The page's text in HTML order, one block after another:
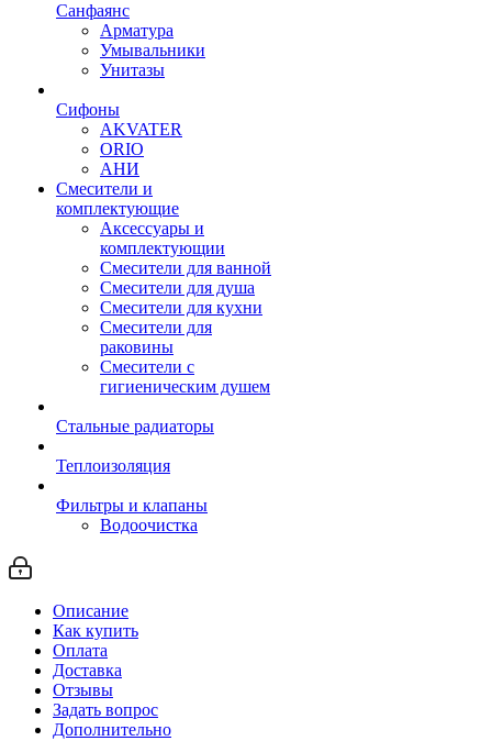
Санфаянс
Арматура
Умывальники
Унитазы
Сифоны
AKVATER
ORIO
АНИ
Смесители и
комплектующие
Аксессуары и
комплектующии
Смесители для ванной
Смесители для душа
Смесители для кухни
Смесители для
раковины
Смесители с
гигиеническим душем
Стальные радиаторы
Теплоизоляция
Фильтры и клапаны
Водоочистка
Описание
Как купить
Оплата
Доставка
Отзывы
Задать вопрос
Дополнительно